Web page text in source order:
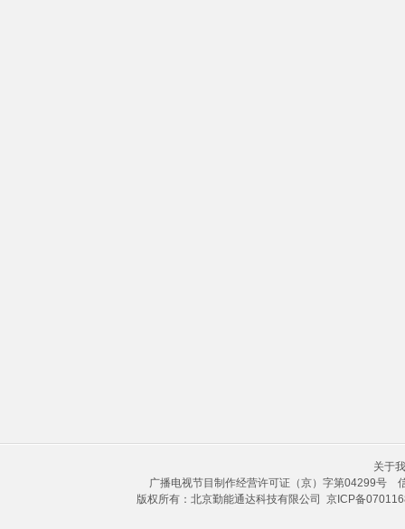
关于
广播电视节目制作经营许可证（京）字第04299号
版权所有：北京勤能通达科技有限公司 京ICP备